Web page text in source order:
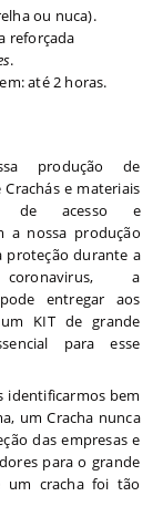
ou nuca).
reforçada
.
até 2 horas.
produção de
e materiais
de acesso e
a nossa produção
proteção durante a
a
entregar aos
KIT de grande
para esse
identificarmos bem
um Cracha nunca
das empresas e
para o grande
um cracha foi tão